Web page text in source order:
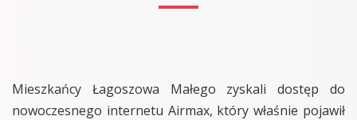
Mieszkańcy Łagoszowa Małego zyskali dostęp do
nowoczesnego internetu Airmax, który właśnie pojawił